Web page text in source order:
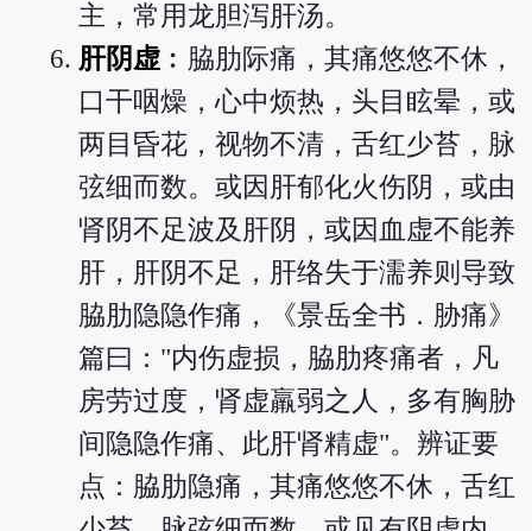
主，常用龙胆泻肝汤。
肝阴虚 ︰脇肋际痛，其痛悠悠不休，
口干咽燥，心中烦热，头目眩晕，或
两目昏花，视物不清，舌红少苔，脉
弦细而数。或因肝郁化火伤阴，或由
肾阴不足波及肝阴，或因血虚不能养
肝，肝阴不足，肝络失于濡养则导致
脇肋隐隐作痛，《景岳全书．胁痛》
篇曰："内伤虚损，脇肋疼痛者，凡
房劳过度，肾虚羸弱之人，多有胸胁
间隐隐作痛、此肝肾精虚"。辨证要
点：脇肋隐痛，其痛悠悠不休，舌红